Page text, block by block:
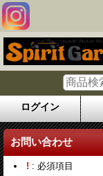
ログイン
お問い合わせ
! : 必須項目